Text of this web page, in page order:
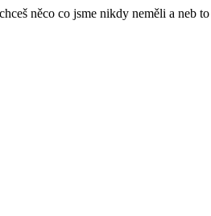
něco co jsme nikdy neměli a